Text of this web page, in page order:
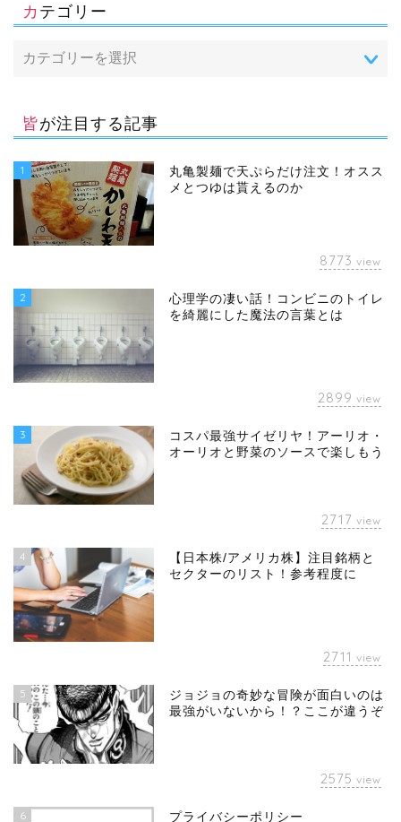
カテゴリー
皆が注目する記事
1
丸亀製麺で天ぷらだけ注文！オスス
メとつゆは貰えるのか
8773 view
2
心理学の凄い話！コンビニのトイレ
を綺麗にした魔法の言葉とは
2899 view
3
コスパ最強サイゼリヤ！アーリオ・
オーリオと野菜のソースで楽しもう
2717 view
4
【日本株/アメリカ株】注目銘柄と
セクターのリスト！参考程度に
2711 view
5
ジョジョの奇妙な冒険が面白いのは
最強がいないから！？ここが違うぞ
2575 view
6 プライバシーポリシー